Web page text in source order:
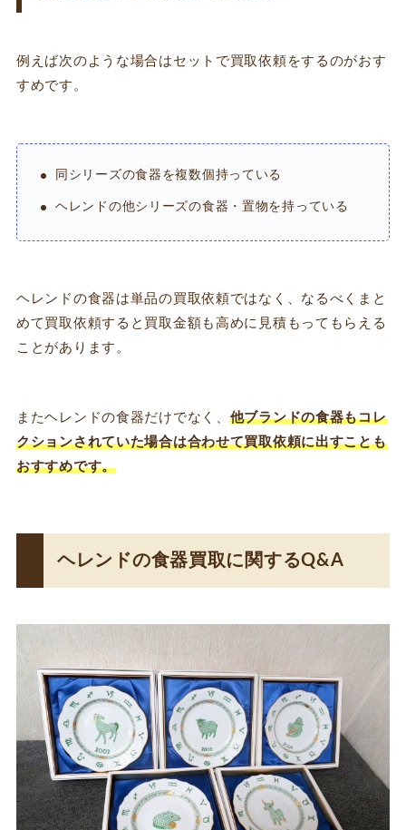
例えば次のような場合はセットで買取依頼をするのがおす
すめです。
同シリーズの食器を複数個持っている
ヘレンドの他シリーズの食器・置物を持っている
ヘレンドの食器は単品の買取依頼ではなく、なるべくまと
めて買取依頼すると買取金額も高めに見積もってもらえる
ことがあります。
またヘレンドの食器だけでなく、 他ブランドの食器もコレ
クションされていた場合は合わせて買取依頼に出すことも
おすすめです。
ヘレンドの食器買取に関するQ&A